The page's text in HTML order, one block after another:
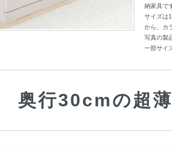
納家具で
サイズは
から、カ
写真の製
一部サイ
奥行30cmの超